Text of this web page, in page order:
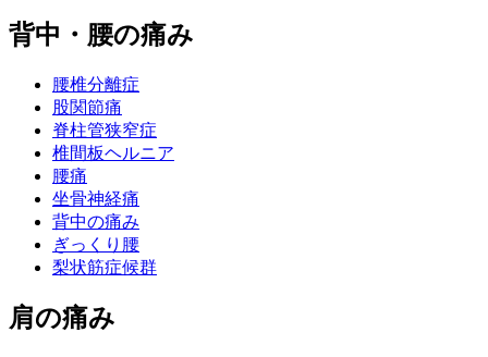
背中・腰の痛み
腰椎分離症
股関節痛
脊柱管狭窄症
椎間板ヘルニア
腰痛
坐骨神経痛
背中の痛み
ぎっくり腰
梨状筋症候群
肩の痛み